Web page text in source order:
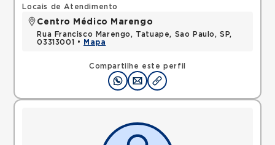
Compartilhe este perfil
Locais de Atendimento
Centro Médico Marengo
Rua Francisco Marengo, Tatuape, Sao Paulo, SP,
03313001 •
Mapa